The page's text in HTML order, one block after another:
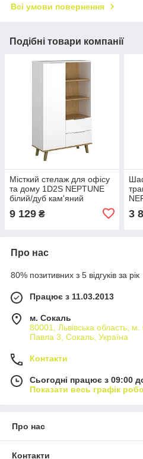
Всі умови повернення
Подібні товари компанії
Місткий стелаж для офісу
та дому 1D2S NEPTUNE
білий/дуб кам'яний
Стелаж для книг і речей
9 129 ₴
для
3
Про нас
80% позитивних з 5 відгуків за рік
Працює з 11.03.2013
м. Сокаль
80001, Львівська область,
Павла 3, Сокаль, Україна
Контакти
Сьогодні працює з 09:00
Показати весь графік
Про нас
Контакти